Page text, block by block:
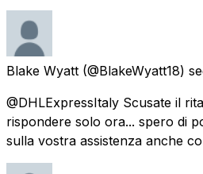
Blake Wyatt (@BlakeWyatt18)
@DHLExpressItaly Scusate il
rispondere solo ora... spero di
sulla vostra assistenza anche